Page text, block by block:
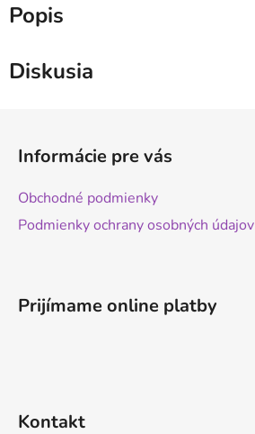
Popis
Diskusia
Informácie pre vás
Obchodné podmienky
Podmienky ochrany osobných údajov
Prijímame online platby
Kontakt